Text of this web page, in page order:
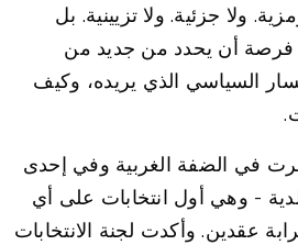
ولا جزئية. ولا تزيينية. بل
فرصة أن يحدد من جديد من
السياسي الذي يريده، وكيف
أبريل عام ٢٠٢٦ جرت في الضفة الغربية وفي إحدى
- وهي أول انتخابات على أي
عقدين. وأكدت لجنة الانتخابات